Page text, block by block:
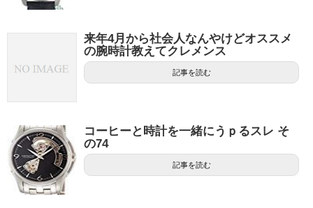
来年4月から社会人なんやけどオススメ
の腕時計教えてクレメンス
記事を読む
コーヒーと時計を一緒にうｐるスレ そ
の74
記事を読む